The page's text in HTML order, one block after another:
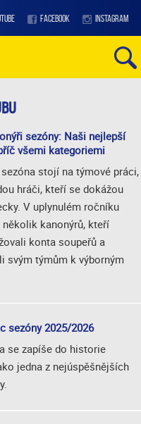
FACEBOOK INSTAGRAM
sezóny: Naši nejlepší
všemi kategoriemi
stojí na týmové práci,
hráči, kteří se dokážou
V uplynulém ročníku
kanonýrů, kteří
konta soupeřů a
svým týmům k výborným
sezóny 2025/2026
se zapíše do historie
jedna z nejúspěšnějších